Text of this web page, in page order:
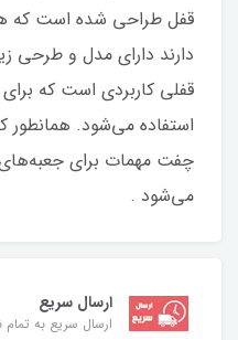
قفل طراحی شده است که هر
دارند دارای مدل و طرحی
قفلی کاربردی است که
استفاده می‌شود.
چفت مهمات برای جعبه‌های
می‌شود .
ارسال سریع
ارسال سریع به تمام